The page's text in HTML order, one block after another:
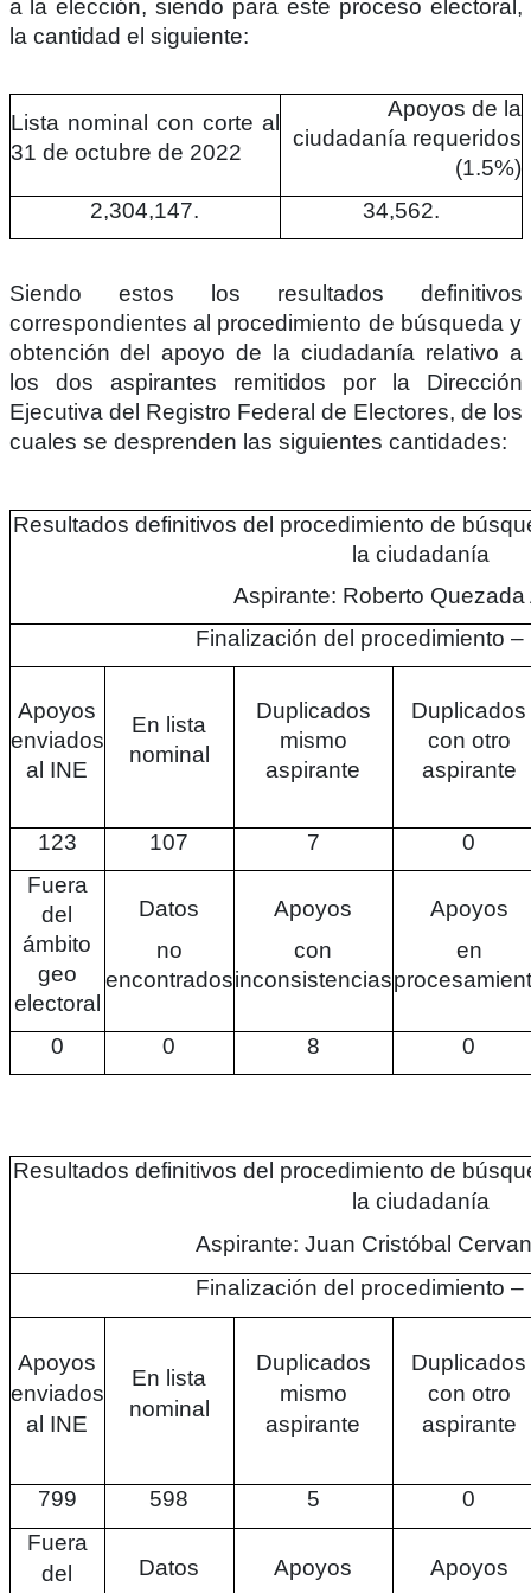
a la elección, siendo para este proceso electoral,
la cantidad el siguiente:
Lista nominal con corte al
31 de octubre de 2022
Apoyos de la
ciudadanía requeridos
(1.5%)
2,304,147.
34,562.
Siendo estos los resultados definitivos
correspondientes al procedimiento de búsqueda y
obtención del apoyo de la ciudadanía relativo a
los dos aspirantes remitidos por la Dirección
Ejecutiva del Registro Federal de Electores, de los
cuales se desprenden las siguientes cantidades:
Resultados definitivos del procedimiento de
la ciudadanía
Aspirante: Roberto Quezada
Finalización del procedimiento
Apoyos
enviados
al INE
En lista
nominal
Duplicados
mismo
aspirante
Duplicados
con otro
aspirante
123 107 7
0
Fuera
del
ámbito
geo
electoral
Datos
no
encontrados
Apoyos
con
inconsistencias
Apoyos
en
0 0 8 0
Resultados definitivos del procedimiento de
la ciudadanía
Aspirante: Juan Cristóbal
Finalización del procedimiento
Apoyos
enviados
al INE
En lista
nominal
Duplicados
mismo
aspirante
Duplicados
con otro
aspirante
799 598 5
0
Fuera
del
Datos Apoyos Apoyos